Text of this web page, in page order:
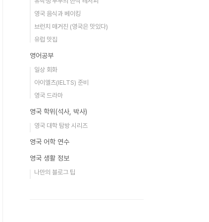
영국 음식과 베이킹
브런치 매거진 (영국은 맛있다)
유럽 맛집
영어공부
일상 회화
아이엘츠(IELTS) 준비
영국 드라마
영국 학위(석사, 박사)
영국 대학 탐방 시리즈
영국 어학 연수
영국 생활 정보
나만의 블로그 팁